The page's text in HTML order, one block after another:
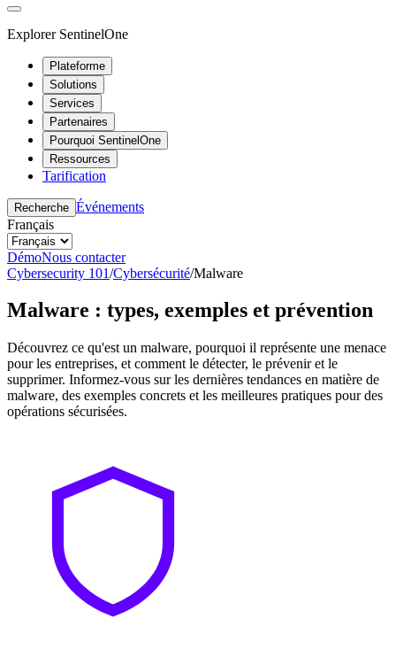
Explorer SentinelOne
Plateforme
Solutions
Services
Partenaires
Pourquoi SentinelOne
Ressources
Tarification
Recherche Événements
Français
DémoNous contacter
Cybersecurity 101/Cybersécurité/Malware
Malware : types, exemples et prévention
Découvrez ce qu'est un malware, pourquoi il représente une menace
pour les entreprises, et comment le détecter, le prévenir et le
supprimer. Informez-vous sur les dernières tendances en matière de
malware, des exemples concrets et les meilleures pratiques pour des
opérations sécurisées.